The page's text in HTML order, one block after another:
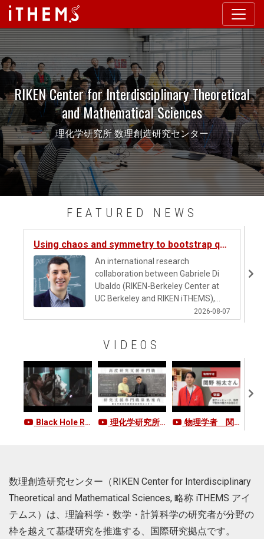
このページの本文に移動する
RIKEN Center for Interdisciplinary Theoretical
and Mathematical Sciences
理化学研究所 数理創造研究センター
FEATURED NEWS
Using chaos and symmetry to bootstrap quantum gravitational wormholes
An international research
collaboration between Gabriele Di
Ubaldo (RIKEN-Berkeley Center at
UC Berkeley and RIKEN iTHEMS),
Jan Boruch (University of California,
Berkeley, US), Felix M. Haehl
Eric Perlmutter (Université Paris-
Saclay and Institut des Hautes
Études Scientifiques, France), and
Moshe Rozali (University of British
Columbia, Canada) published the
new study in <em>Physical Review
Letters</em>. Random matrix
without requiring knowledge of
microscopic details. The new
challenge addressed is its extension
to 2D Conformal Field Theories and
their holographically dual 3D
2026-08-07
VIDEOS
このコンテンツをスキップして次のコンテンツへ
Black Hole Recorder in EXPO2025：大阪・関西万博「エンタングル・モーメント ―［量子・海・宇宙］× 芸術」展示ムービー 理化学研究所 数理創造研究センター 高度研究支援専門職／研究支援専門職募集案内 物理学者 関野裕太さんインタビュー【PARTⅡ】
数理創造研究センター（RIKEN Center for Interdisciplinary
Theoretical and Mathematical Sciences, 略称 iTHEMS アイ
テムス）は、理論科学・数学・計算科学の研究者が分野の
枠を越えて基礎研究を推進する、国際研究拠点です。